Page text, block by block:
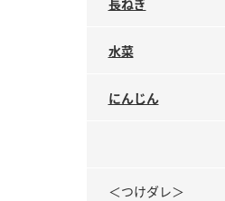
長ねぎ
水菜
にんじん
＜つけダレ＞